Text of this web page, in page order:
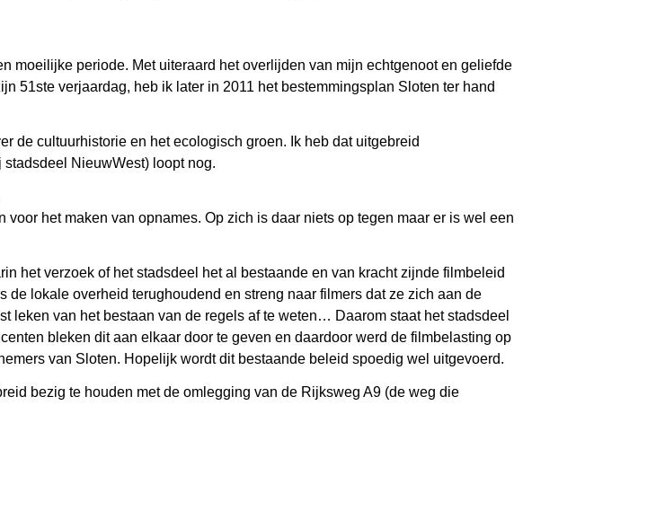
moeilijke periode. Met uiteraard het overlijden van mijn echtgenoot en geliefde
51ste verjaardag, heb ik later in 2011 het bestemmingsplan Sloten ter hand
de cultuurhistorie en het ecologisch groen. Ik heb dat uitgebreid
NieuwWest) loopt nog.
het maken van opnames. Op zich is daar niets op tegen maar er is wel een
het verzoek of het stadsdeel het al bestaande en van kracht zijnde filmbeleid
lokale overheid terughoudend en streng naar filmers dat ze zich aan de
leken van het bestaan van de regels af te weten… Daarom staat het stadsdeel
bleken dit aan elkaar door te geven en daardoor werd de filmbelasting op
van Sloten. Hopelijk wordt dit bestaande beleid spoedig wel uitgevoerd.
bezig te houden met de omlegging van de Rijksweg A9 (de weg die